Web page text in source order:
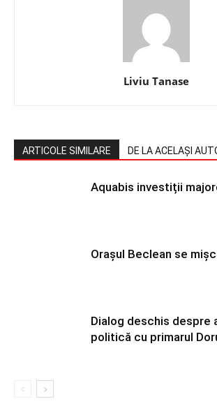
Liviu Tanase
ARTICOLE SIMILARE DE LA ACELAȘI
Aquabis investiții
Orașul Beclean se
Dialog deschis despre
politică cu primarul